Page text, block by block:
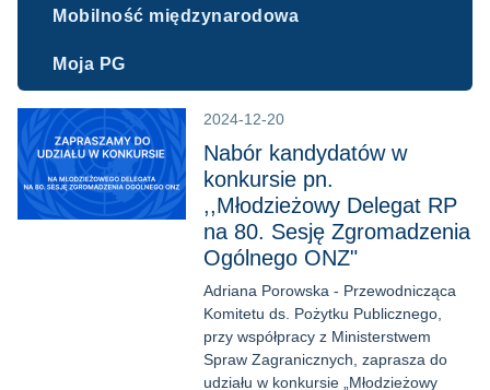
Mobilność międzynarodowa
Moja PG
2024-12-20
Nabór kandydatów w
konkursie pn.
,,Młodzieżowy Delegat RP
na 80. Sesję Zgromadzenia
Ogólnego ONZ"
Adriana Porowska - Przewodnicząca
Komitetu ds. Pożytku Publicznego,
przy współpracy z Ministerstwem
Spraw Zagranicznych, zaprasza do
udziału w konkursie „Młodzieżowy